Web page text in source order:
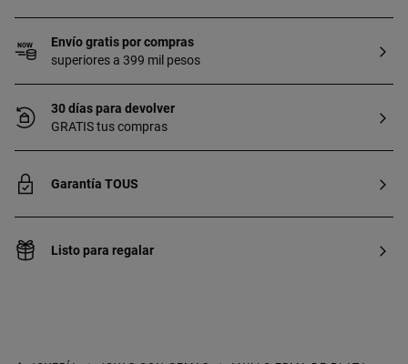
Envío gratis por compras
superiores a 399 mil pesos
30 días para devolver
GRATIS tus compras
Garantía TOUS
Listo para regalar